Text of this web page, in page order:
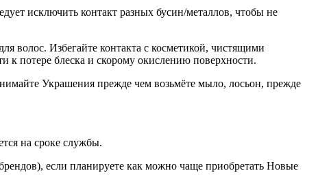
исключить контакт разных бусин/металлов, чтобы не
волос. Избегайте контакта с косметикой, чистящими
к потере блеска и скорому окислению поверхности.
Украшения прежде чем возьмёте мыло, лосьон, прежде
на сроке службы.
если планируете как можно чаще приобретать Новые